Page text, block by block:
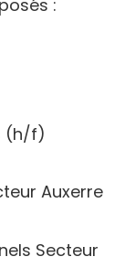
:
(h/f)
Auxerre
Secteur